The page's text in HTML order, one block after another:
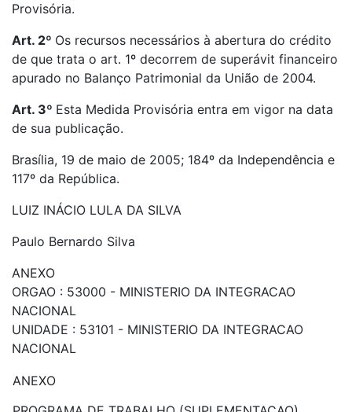
Provisória.
Art. 2º Os recursos necessários à abertura do crédito
de que trata o art. 1º decorrem de superávit financeiro
apurado no Balanço Patrimonial da União de 2004.
Art. 3º Esta Medida Provisória entra em vigor na data
de sua publicação.
Brasília, 19 de maio de 2005; 184º da Independência e
117º da República.
LUIZ INÁCIO LULA DA SILVA
Paulo Bernardo Silva
ANEXO
ORGAO : 53000 - MINISTERIO DA INTEGRACAO
NACIONAL
UNIDADE : 53101 - MINISTERIO DA INTEGRACAO
NACIONAL
ANEXO